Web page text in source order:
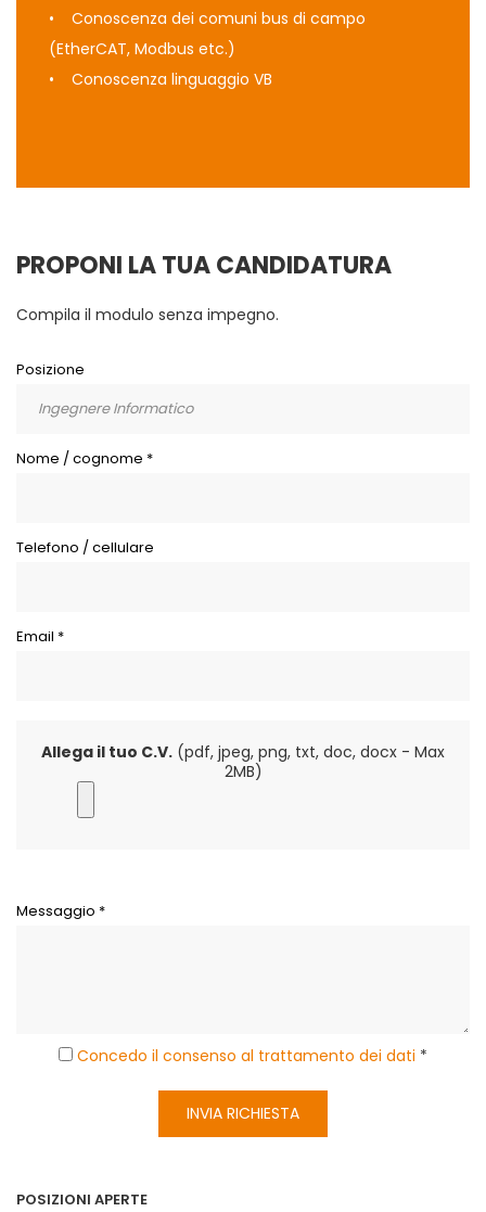
• Conoscenza dei comuni bus di campo
(EtherCAT, Modbus etc.)
• Conoscenza linguaggio VB
PROPONI LA TUA CANDIDATURA
Compila il modulo senza impegno.
Posizione
Nome / cognome *
Telefono / cellulare
Email *
Allega il tuo C.V. (pdf, jpeg, png, txt, doc, docx - Max
2MB)
Messaggio *
Concedo il consenso al trattamento dei dati *
INVIA RICHIESTA
POSIZIONI APERTE